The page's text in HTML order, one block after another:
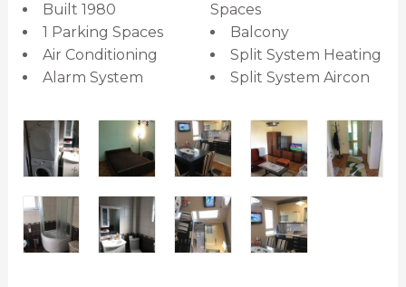
Built 1980
1 Parking Spaces
Air Conditioning
Alarm System
Spaces
Balcony
Split System Heating
Split System Aircon